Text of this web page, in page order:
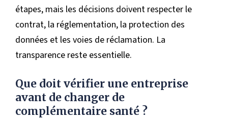
étapes, mais les décisions doivent respecter le
contrat, la réglementation, la protection des
données et les voies de réclamation. La
transparence reste essentielle.
Que doit vérifier une entreprise
avant de changer de
complémentaire santé ?